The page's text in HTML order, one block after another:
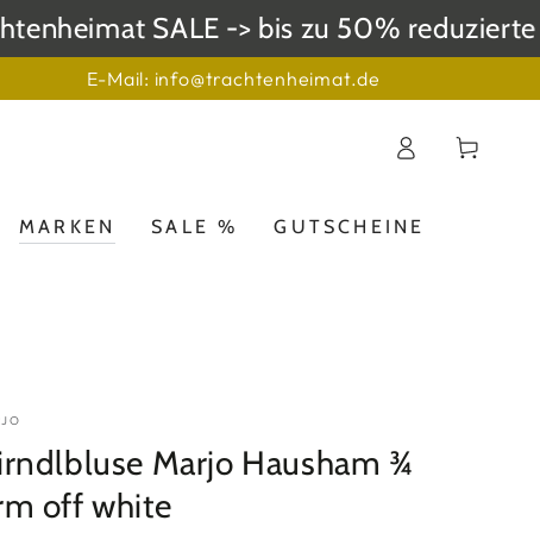
SALE -> bis zu 50% reduzierte
E-Mail: info@trachtenheimat.de
MARKEN SALE % GUTSCHEINE
EinloggenWarenkorb
Marjo Hausham ¾
off white